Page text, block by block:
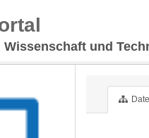
Wissenschaft und